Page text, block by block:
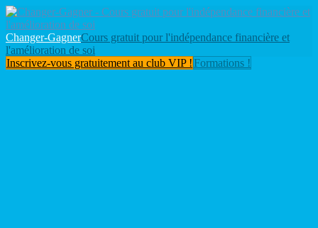
Changer-GagnerCours gratuit pour l'indépendance financière et
l'amélioration de soi
Inscrivez-vous gratuitement au club VIP ! Formations !